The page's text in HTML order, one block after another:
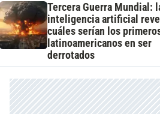
Tercera Guerra Mundial:
inteligencia artificial
cuáles serían los
latinoamericanos en ser
derrotados